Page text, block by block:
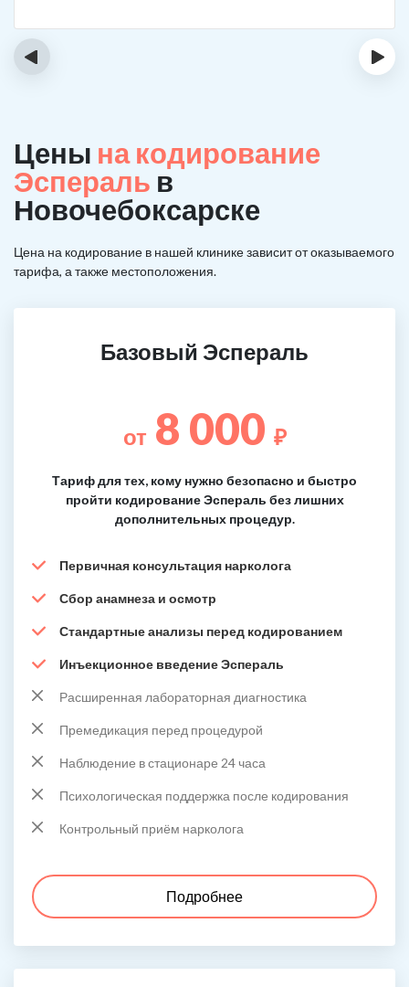
‹ ›
Цены на кодирование
Эспераль в
Новочебоксарске
Цена на кодирование в нашей клинике зависит от оказываемого
тарифа, а также местоположения.
Базовый Эспераль
от 8 000 ₽
Тариф для тех, кому нужно безопасно и быстро
пройти кодирование Эспераль без лишних
дополнительных процедур.
Первичная консультация нарколога
Сбор анамнеза и осмотр
Стандартные анализы перед кодированием
Инъекционное введение Эспераль
Расширенная лабораторная диагностика
Премедикация перед процедурой
Наблюдение в стационаре 24 часа
Психологическая поддержка после кодирования
Контрольный приём нарколога
Подробнее